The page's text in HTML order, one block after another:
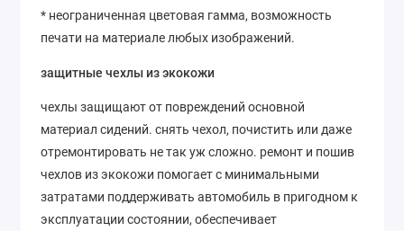
* неограниченная цветовая гамма, возможность
печати на материале любых изображений.
защитные чехлы из экокожи
чехлы защищают от повреждений основной
материал сидений. снять чехол, почистить или даже
отремонтировать не так уж сложно. ремонт и пошив
чехлов из экокожи помогает с минимальными
затратами поддерживать автомобиль в пригодном к
эксплуатации состоянии, обеспечивает